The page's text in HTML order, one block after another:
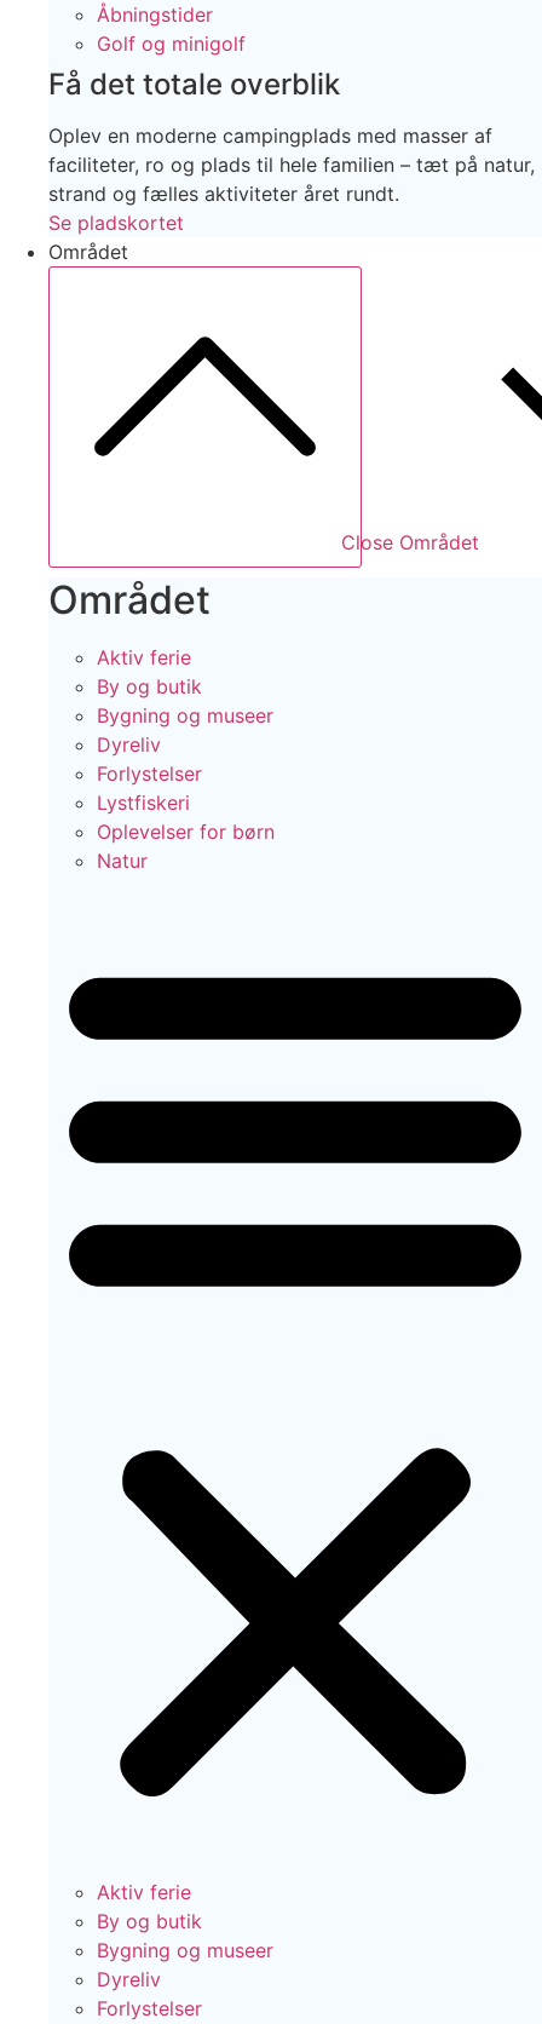
Åbningstider
Golf og minigolf
Få det totale overblik
Oplev en moderne campingplads med masser af
faciliteter, ro og plads til hele familien – tæt på natur,
strand og fælles aktiviteter året rundt.
Se pladskortet
Området
Close Området
Området
Aktiv ferie
By og butik
Bygning og museer
Dyreliv
Forlystelser
Lystfiskeri
Oplevelser for børn
Natur
Aktiv ferie
By og butik
Bygning og museer
Dyreliv
Forlystelser